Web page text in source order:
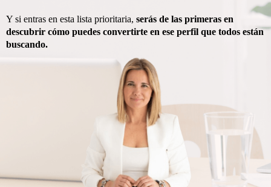
Y si entras en esta lista prioritaria, serás de las primeras en
descubrir cómo puedes convertirte en ese perfil que todos están
buscando.